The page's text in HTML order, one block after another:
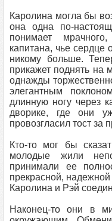
Каролина могла бы
она одна по-
понимает
капитана, чье сердце
никому больше.
прикажет поднять на
однажды
элегантным
длинную ногу через
дворике, где они
провозгласил тост
Кто-то мог бы
молодые жили
принимали ее
прекрасной,
Каролина и Рэй
Наконец-то они в